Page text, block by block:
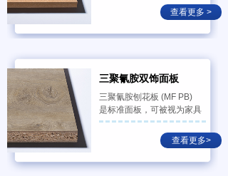
通过高压和热量连接在一
起。HDF适用于室内干燥
环境, 但并非承重板。
查看更多 >
三聚氰胺双饰面板
三聚氰胺刨花板 (MF PB)
是标准面板，可被视为家具
和室内设计行业的基本材
料。它们由带有装饰纸的刨
花板面板组成，并浸渍了三
聚氰胺树脂。它们在现代家
查看更多>